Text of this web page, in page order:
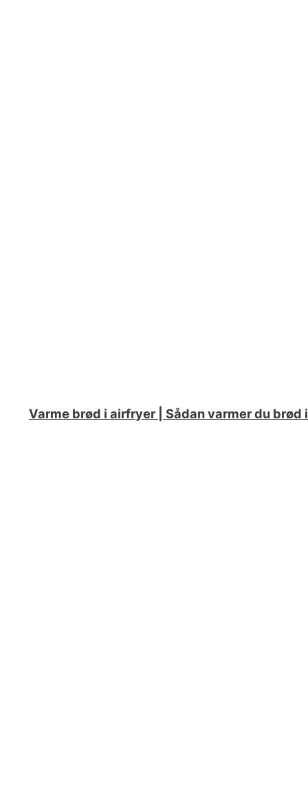
Varme brød i airfryer | Sådan varmer du brød